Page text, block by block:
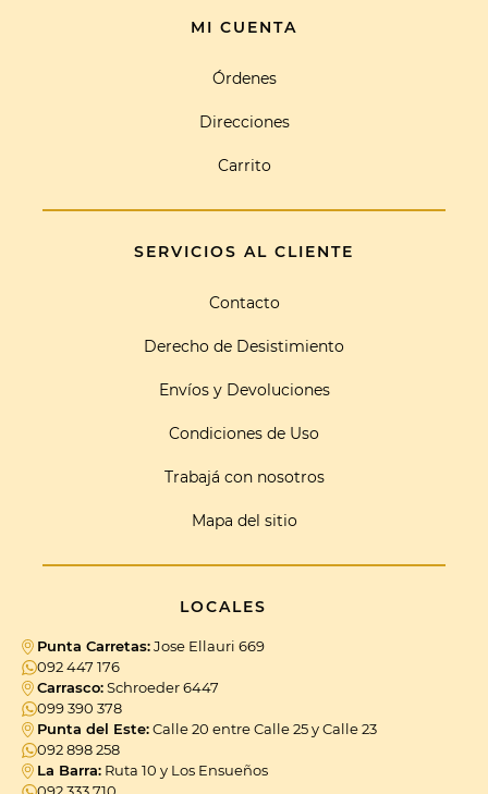
MI CUENTA
Órdenes
Direcciones
Carrito
SERVICIOS AL CLIENTE
Contacto
Derecho de Desistimiento
Envíos y Devoluciones
Condiciones de Uso
Trabajá con nosotros
Mapa del sitio
LOCALES
Punta Carretas:Jose Ellauri 669
092 447 176
Carrasco:Schroeder 6447
099 390 378
Punta del Este:Calle 20 entre Calle 25 y Calle 23
092 898 258
La Barra: Ruta 10 y Los Ensueños